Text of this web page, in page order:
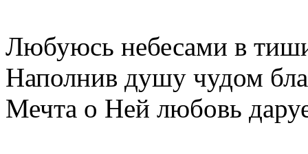
Любуюсь небесами в
Наполнив душу чудом
Мечта о Ней любовь